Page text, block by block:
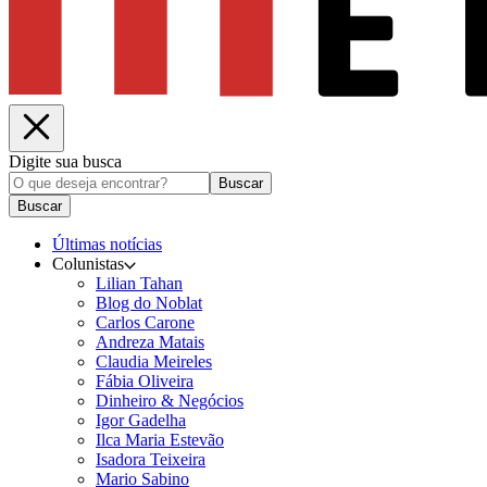
Digite sua busca
Buscar
Buscar
Últimas notícias
Colunistas
Lilian Tahan
Blog do Noblat
Carlos Carone
Andreza Matais
Claudia Meireles
Fábia Oliveira
Dinheiro & Negócios
Igor Gadelha
Ilca Maria Estevão
Isadora Teixeira
Mario Sabino